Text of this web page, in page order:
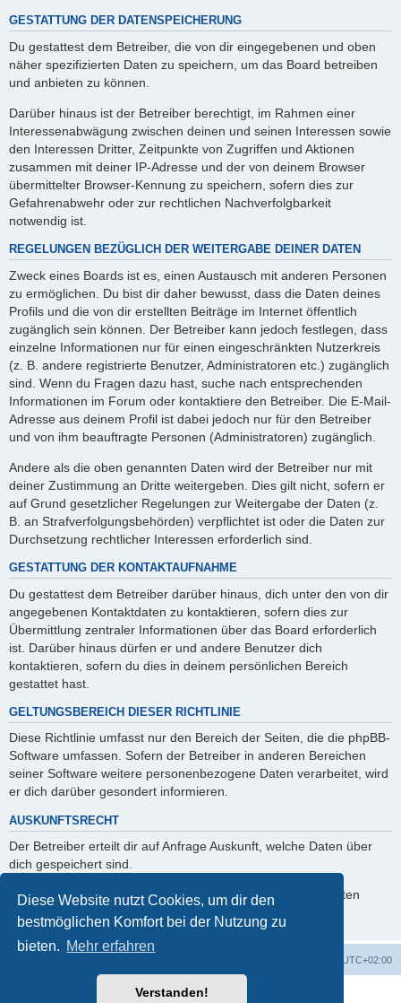
Diese Website nutzt Cookies, um dir den
bestmöglichen Komfort bei der Nutzung zu
bieten. Mehr erfahren
Verstanden!
GESTATTUNG DER DATENSPEICHERUNG
Du gestattest dem Betreiber, die von dir eingegebenen und oben
näher spezifizierten Daten zu speichern, um das Board betreiben
und anbieten zu können.
Darüber hinaus ist der Betreiber berechtigt, im Rahmen einer
Interessenabwägung zwischen deinen und seinen Interessen sowie
den Interessen Dritter, Zeitpunkte von Zugriffen und Aktionen
zusammen mit deiner IP-Adresse und der von deinem Browser
übermittelter Browser-Kennung zu speichern, sofern dies zur
Gefahrenabwehr oder zur rechtlichen Nachverfolgbarkeit
notwendig ist.
REGELUNGEN BEZÜGLICH DER WEITERGABE DEINER DATEN
Zweck eines Boards ist es, einen Austausch mit anderen Personen
zu ermöglichen. Du bist dir daher bewusst, dass die Daten deines
Profils und die von dir erstellten Beiträge im Internet öffentlich
zugänglich sein können. Der Betreiber kann jedoch festlegen, dass
einzelne Informationen nur für einen eingeschränkten Nutzerkreis
(z. B. andere registrierte Benutzer, Administratoren etc.) zugänglich
sind. Wenn du Fragen dazu hast, suche nach entsprechenden
Informationen im Forum oder kontaktiere den Betreiber. Die E-Mail-
Adresse aus deinem Profil ist dabei jedoch nur für den Betreiber
und von ihm beauftragte Personen (Administratoren) zugänglich.
Andere als die oben genannten Daten wird der Betreiber nur mit
deiner Zustimmung an Dritte weitergeben. Dies gilt nicht, sofern er
auf Grund gesetzlicher Regelungen zur Weitergabe der Daten (z.
B. an Strafverfolgungsbehörden) verpflichtet ist oder die Daten zur
Durchsetzung rechtlicher Interessen erforderlich sind.
GESTATTUNG DER KONTAKTAUFNAHME
Du gestattest dem Betreiber darüber hinaus, dich unter den von dir
angegebenen Kontaktdaten zu kontaktieren, sofern dies zur
Übermittlung zentraler Informationen über das Board erforderlich
ist. Darüber hinaus dürfen er und andere Benutzer dich
kontaktieren, sofern du dies in deinem persönlichen Bereich
gestattet hast.
GELTUNGSBEREICH DIESER RICHTLINIE
Diese Richtlinie umfasst nur den Bereich der Seiten, die die phpBB-
Software umfassen. Sofern der Betreiber in anderen Bereichen
seiner Software weitere personenbezogene Daten verarbeitet, wird
er dich darüber gesondert informieren.
AUSKUNFTSRECHT
Der Betreiber erteilt dir auf Anfrage Auskunft, welche Daten über
dich gespeichert sind.
Du kannst jederzeit die Löschung bzw. Sperrung deiner Daten
verlangen. Kontaktiere hierzu bitte den Betreiber.
UTC+02:00
Powered byphpBB® Forum Software © phpBB Limited